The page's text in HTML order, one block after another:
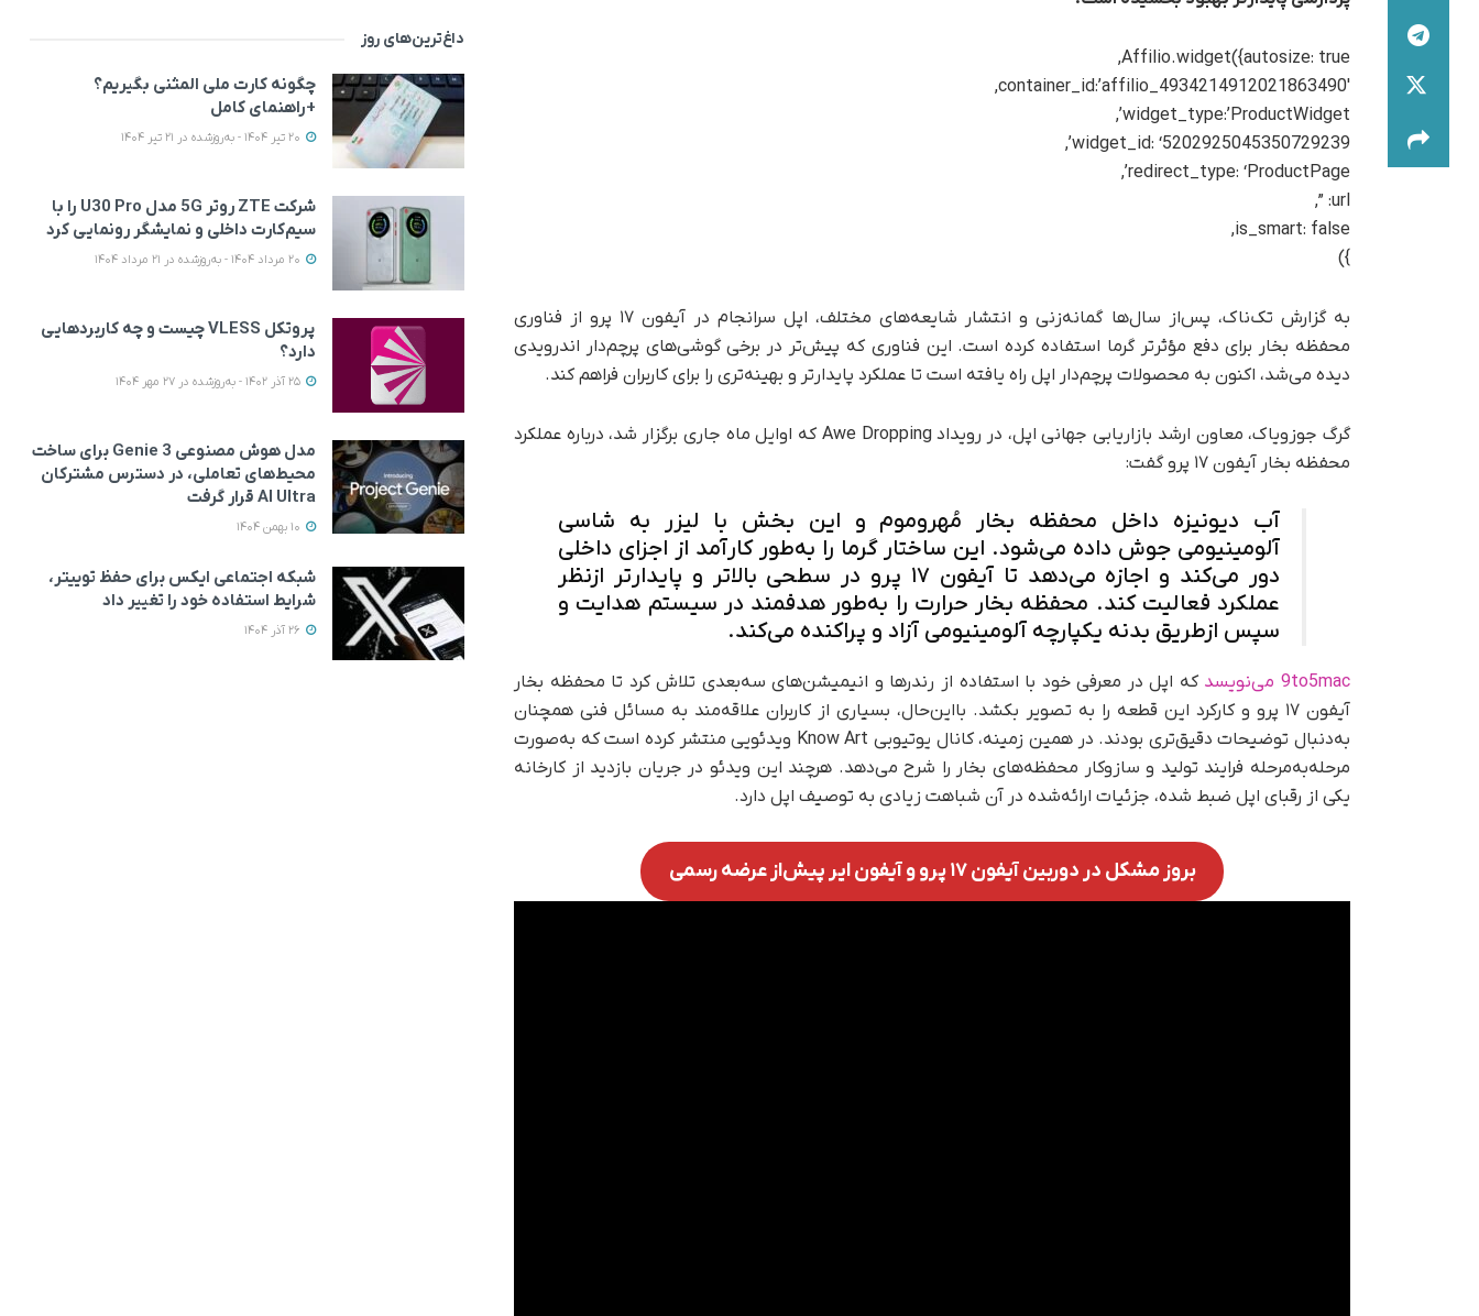
Affilio.widget({autosize: true,
container_id:’affilio_4934214912021863490′,
widget_type:’ProductWidget’,
widget_id: ‘5202925045350729239’,
redirect_type: ‘ProductPage’,
url: ”,
is_smart: false,
})
به گزارش تک‌ناک، پس‌از سال‌ها گمانه‌زنی و انتشار شایعه‌های مختلف، اپل سرانجام در آیفون ۱۷ پرو از فناوری
محفظه بخار برای دفع مؤثرتر گرما استفاده کرده است. این فناوری که پیش‌تر در برخی گوشی‌های پرچم‌دار اندرویدی
دیده می‌شد، اکنون به محصولات پرچم‌دار اپل راه یافته است تا عملکرد پایدارتر و بهینه‌تری را برای کاربران فراهم کند.
گرگ جوزویاک، معاون ارشد بازاریابی جهانی اپل، در رویداد Awe Dropping که اوایل ماه جاری برگزار شد، درباره عملکرد
محفظه بخار آیفون ۱۷ پرو گفت:
آب دیونیزه داخل محفظه بخار مُهروموم و این بخش با لیزر به شاسی
آلومینیومی جوش داده می‌شود. این ساختار گرما را به‌طور کارآمد از اجزای داخلی
دور می‌کند و اجازه می‌دهد تا آیفون ۱۷ پرو در سطحی بالاتر و پایدارتر ازنظر
عملکرد فعالیت کند. محفظه بخار حرارت را به‌طور هدفمند در سیستم هدایت و
سپس ازطریق بدنه یکپارچه آلومینیومی آزاد و پراکنده می‌کند.
9to5mac می‌نویسد
که اپل در معرفی خود با استفاده از رندرها و انیمیشن‌های سه‌بعدی تلاش کرد تا محفظه بخار
آیفون ۱۷ پرو و کارکرد این قطعه را به تصویر بکشد. با‌این‌حال، بسیاری از کاربران علاقه‌مند به مسائل فنی همچنان
به‌دنبال توضیحات دقیق‌تری بودند. در همین زمینه، کانال یوتیوبی Know Art ویدئویی منتشر کرده است که به‌صورت
مرحله‌به‌مرحله فرایند تولید و سازوکار محفظه‌های بخار را شرح می‌دهد. هرچند این ویدئو در جریان بازدید از کارخانه
یکی از رقبای اپل ضبط شده، جزئیات ارائه‌شده در آن شباهت زیادی به توصیف اپل دارد.
بروز مشکل در دوربین آیفون ۱۷ پرو و آیفون ایر پیش‌از عرضه رسمی
داغ‌ترین‌های روز
چگونه کارت ملی المثنی بگیریم؟
+راهنمای کامل
شرکت ZTE روتر 5G مدل U30 Pro را با
سیم‌کارت داخلی و نمایشگر رونمایی کرد
پروتکل VLESS چیست و چه کاربردهایی
دارد؟
مدل هوش مصنوعی Genie 3 برای ساخت
محیط‌های تعاملی، در دسترس مشترکان
AI Ultra قرار گرفت
شبکه اجتماعی ایکس برای حفظ توییتر،
شرایط استفاده خود را تغییر داد